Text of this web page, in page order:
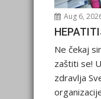
Aug 6,
Ne čekaj
zaštiti se!
zdravlja